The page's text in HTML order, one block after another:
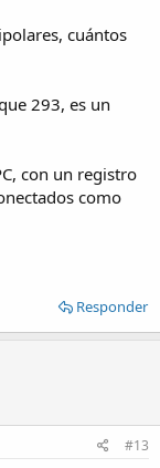
cuántos
293, es un
con un registro
como
Responder
#13